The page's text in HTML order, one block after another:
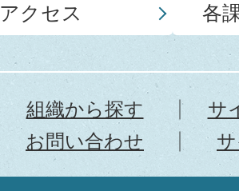
アクセス 各
組織から探す
サ
お問い合わせ